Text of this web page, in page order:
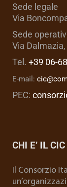
Sede legale
Via
Sede
Via
Tel. +39 06-
E-mail:
PEC:
CHI E’ IL CIC
Il Consorzio